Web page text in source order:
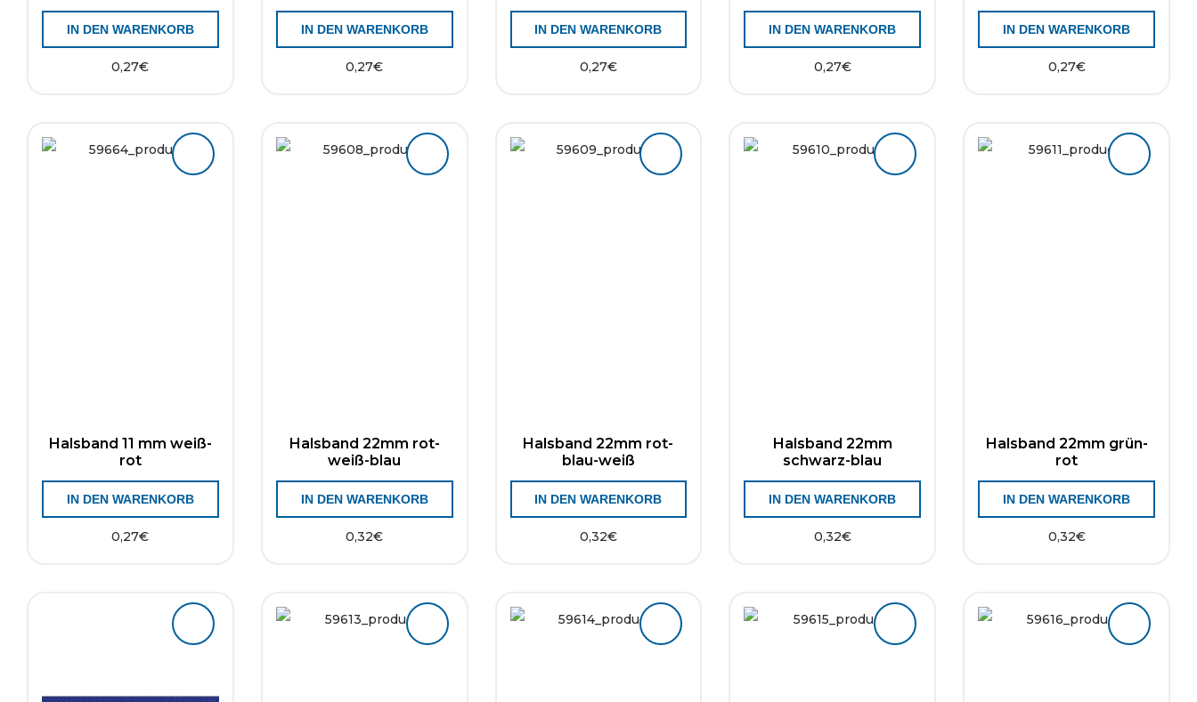
0,27€
IN DEN WARENKORB
0,27€
IN DEN WARENKORB
0,27€
IN DEN WARENKORB
0,27€
IN DEN WARENKORB
0,27€
IN DEN WARENKORB
Halsband 11 mm weiß-
rot
0,27€
IN DEN WARENKORB
Halsband 22mm rot-
weiß-blau
0,32€
IN DEN WARENKORB
Halsband 22mm rot-
blau-weiß
0,32€
IN DEN WARENKORB
Halsband 22mm
schwarz-blau
0,32€
IN DEN WARENKORB
Halsband 22mm grün-
rot
0,32€
IN DEN WARENKORB